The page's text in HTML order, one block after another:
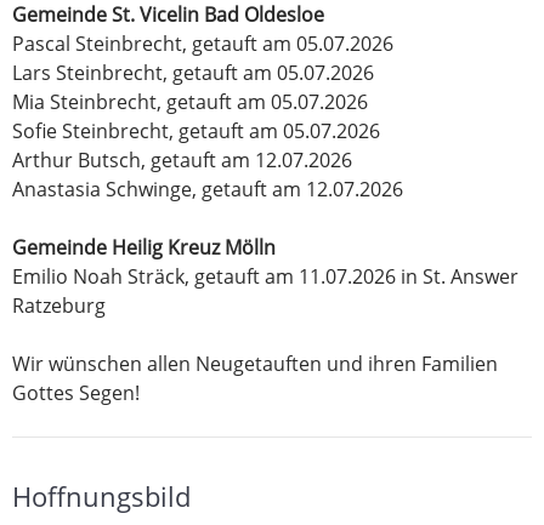
Gemeinde St. Vicelin Bad Oldesloe
Pascal Steinbrecht, getauft am 05.07.2026
Lars Steinbrecht, getauft am 05.07.2026
Mia Steinbrecht, getauft am 05.07.2026
Sofie Steinbrecht, getauft am 05.07.2026
Arthur Butsch, getauft am 12.07.2026
Anastasia Schwinge, getauft am 12.07.2026
Gemeinde Heilig Kreuz Mölln
Emilio Noah Sträck, getauft am 11.07.2026 in St. Answer
Ratzeburg
Wir wünschen allen Neugetauften und ihren Familien
Gottes Segen!
Hoffnungsbild